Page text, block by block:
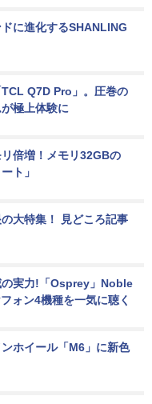
に進化するSHANLING
Q7D Pro」。圧巻の
極上体験に
倍増！メモリ32GBの
ト」
大特集！ 見どころ記事
の実力!「Osprey」Noble
ォン4機種を一気に聴く
ホイール「M6」に新色